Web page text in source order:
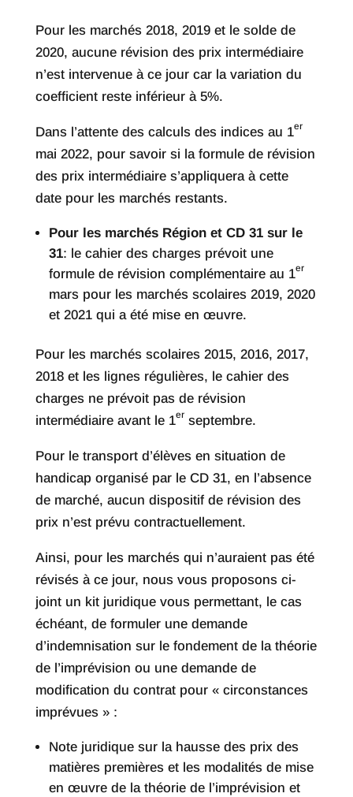
Pour les marchés 2018, 2019 et le solde de
2020, aucune révision des prix intermédiaire
n’est intervenue à ce jour car la variation du
coefficient reste inférieur à 5%.
Dans l’attente des calculs des indices au 1er
mai 2022, pour savoir si la formule de révision
des prix intermédiaire s’appliquera à cette
date pour les marchés restants.
Pour les marchés Région et CD 31 sur le
31: le cahier des charges prévoit une
formule de révision complémentaire au 1er
mars pour les marchés scolaires 2019, 2020
et 2021 qui a été mise en œuvre.
Pour les marchés scolaires 2015, 2016, 2017,
2018 et les lignes régulières, le cahier des
charges ne prévoit pas de révision
intermédiaire avant le 1er septembre.
Pour le transport d’élèves en situation de
handicap organisé par le CD 31, en l’absence
de marché, aucun dispositif de révision des
prix n’est prévu contractuellement.
Ainsi, pour les marchés qui n’auraient pas été
révisés à ce jour, nous vous proposons ci-
joint un kit juridique vous permettant, le cas
échéant, de formuler une demande
d’indemnisation sur le fondement de la théorie
de l’imprévision ou une demande de
modification du contrat pour « circonstances
imprévues » :
Note juridique sur la hausse des prix des
matières premières et les modalités de mise
en œuvre de la théorie de l’imprévision et